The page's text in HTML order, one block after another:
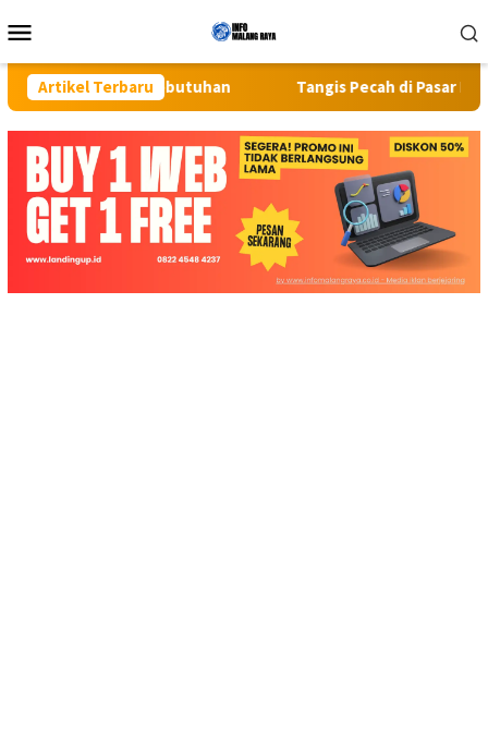
ke
Mobile
Artikel Terbaru
Kebutuhan Tangis Pecah di Pasar Kaget Binjai: